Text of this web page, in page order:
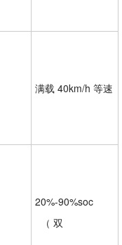
满载 40km/h 等速
20%-90%soc
  （ 双